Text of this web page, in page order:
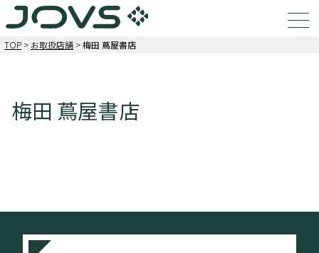
TOP > お取扱店舗 >梅田 蔦屋書店
梅田 蔦屋書店